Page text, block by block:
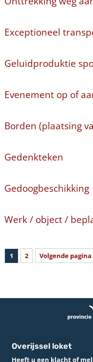
Exceptioneel
Geluidproduktie
Evenement op of
Borden (plaatsing
Gedenkteken
Gedoogbeschikking
Werk / object /
1 2 Volgende pagina
Overijssel loket
Heeft u een klacht of